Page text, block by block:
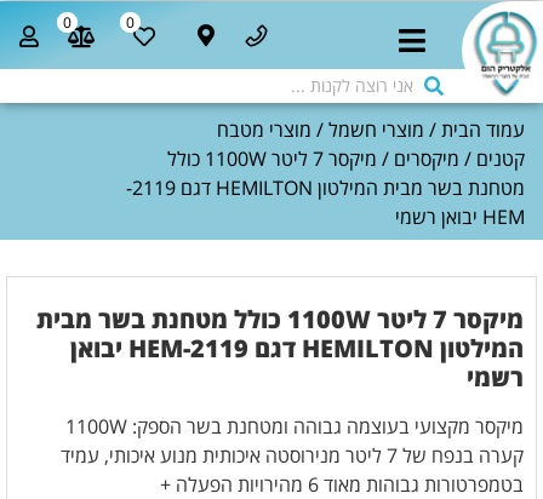
0
0
עמוד הבית/ מוצרי חשמל/ מוצרי מטבח
קטנים / מיקסרים
/ מיקסר 7 ליטר 1100W כולל
מטחנת בשר מבית המילטון HEMILTON דגם 2119-
HEM יבואן רשמי
מיקסר 7 ליטר 1100W כולל מטחנת בשר מבית
המילטון HEMILTON דגם 2119-HEM יבואן
רשמי
מיקסר מקצועי בעוצמה גבוהה ומטחנת בשר הספק: 1100W
קערה בנפח של 7 ליטר מנירוסטה איכותית מנוע איכותי, עמיד
בטמפרטורות גבוהות מאוד 6 מהירויות הפעלה +